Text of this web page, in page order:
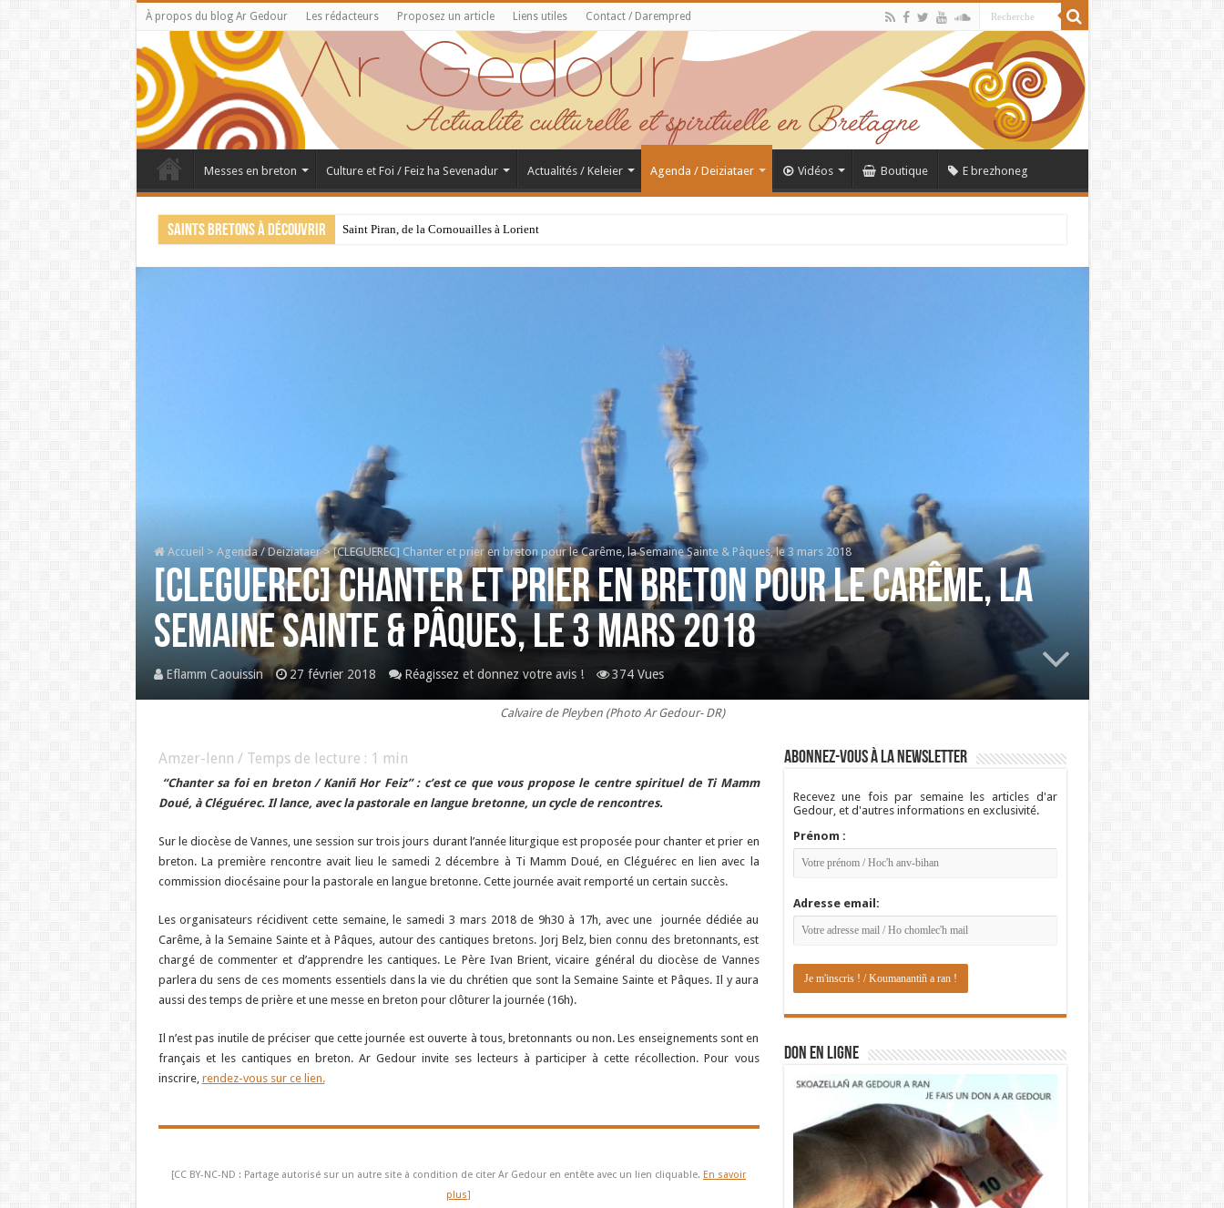
À propos du blog Ar Gedour Les rédacteurs Proposez un article Liens utiles Contact / Darempred
Messes en breton Culture et Foi / Feiz ha Sevenadur Actualités / Keleier Agenda / Deiziataer Vidéos Boutique E brezhoneg
Saints bretons à découvrir Saint Piran, de la Cornouailles à Lorient
Accueil > Agenda / Deiziataer > [CLEGUEREC] Chanter et prier en breton pour le Carême, la Semaine Sainte & Pâques, le 3 mars 2018
[CLEGUEREC] Chanter et prier en breton pour le Carême, la
Semaine Sainte & Pâques, le 3 mars 2018
Eflamm Caouissin 27 février 2018 Réagissez et donnez votre avis ! 374 Vues
Calvaire de Pleyben (Photo Ar Gedour- DR)
Amzer-lenn / Temps de lecture : 1 min
“Chanter sa foi en breton / Kaniñ Hor Feiz” : c’est ce que vous propose le centre spirituel de Ti Mamm
Doué, à Cléguérec. Il lance, avec la pastorale en langue bretonne, un cycle de rencontres.
Sur le diocèse de Vannes, une session sur trois jours durant l’année liturgique est proposée pour chanter et prier en
breton. La première rencontre avait lieu le samedi 2 décembre à Ti Mamm Doué, en Cléguérec en lien avec la
commission diocésaine pour la pastorale en langue bretonne. Cette journée avait remporté un certain succès.
Les organisateurs récidivent cette semaine, le samedi 3 mars 2018 de 9h30 à 17h, avec une journée dédiée au
Carême, à la Semaine Sainte et à Pâques, autour des cantiques bretons. Jorj Belz, bien connu des bretonnants, est
chargé de commenter et d’apprendre les cantiques. Le Père Ivan Brient, vicaire général du diocèse de Vannes
parlera du sens de ces moments essentiels dans la vie du chrétien que sont la Semaine Sainte et Pâques. Il y aura
aussi des temps de prière et une messe en breton pour clôturer la journée (16h).
Il n’est pas inutile de préciser que cette journée est ouverte à tous, bretonnants ou non. Les enseignements sont en
français et les cantiques en breton. Ar Gedour invite ses lecteurs à participer à cette récollection. Pour vous
inscrire, rendez-vous sur ce lien.
[CC BY-NC-ND : Partage autorisé sur un autre site à condition de citer Ar Gedour en entête avec un lien cliquable. En savoir
plus]
Abonnez-vous à la newsletter
Recevez une fois par semaine les articles d'ar
Gedour, et d'autres informations en exclusivité.
Prénom :
Adresse email:
DON EN LIGNE